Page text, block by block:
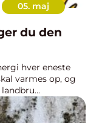
05. maj
hver eneste
varmes op, og